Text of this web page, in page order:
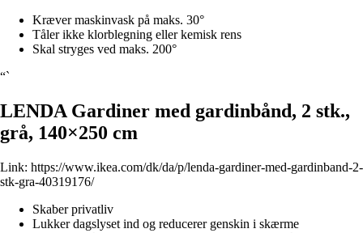
Kræver maskinvask på maks. 30°
Tåler ikke klorblegning eller kemisk rens
Skal stryges ved maks. 200°
“`
LENDA Gardiner med gardinbånd, 2 stk.,
grå, 140×250 cm
Link: https://www.ikea.com/dk/da/p/lenda-gardiner-med-gardinband-2-
stk-gra-40319176/
Skaber privatliv
Lukker dagslyset ind og reducerer genskin i skærme